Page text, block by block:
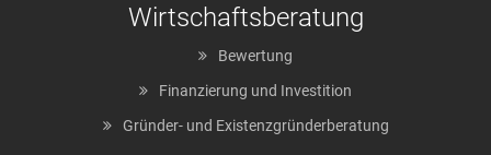
Wirtschaftsberatung
Bewertung
Finanzierung und Investition
Gründer- und Existenzgründerberatung